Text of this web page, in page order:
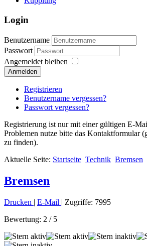
Login
Benutzername
Passwort
Angemeldet bleiben
Anmelden
Registrieren
Benutzername vergessen?
Passwort vergessen?
Registrierung ist nur mit einer gültigen E-
Problemen nutze bitte das Kontaktformular
zu finden).
Aktuelle Seite: Startseite Technik Bremsen
Bremsen
Drucken | E-Mail | Zugriffe: 7995
Bewertung: 2 / 5